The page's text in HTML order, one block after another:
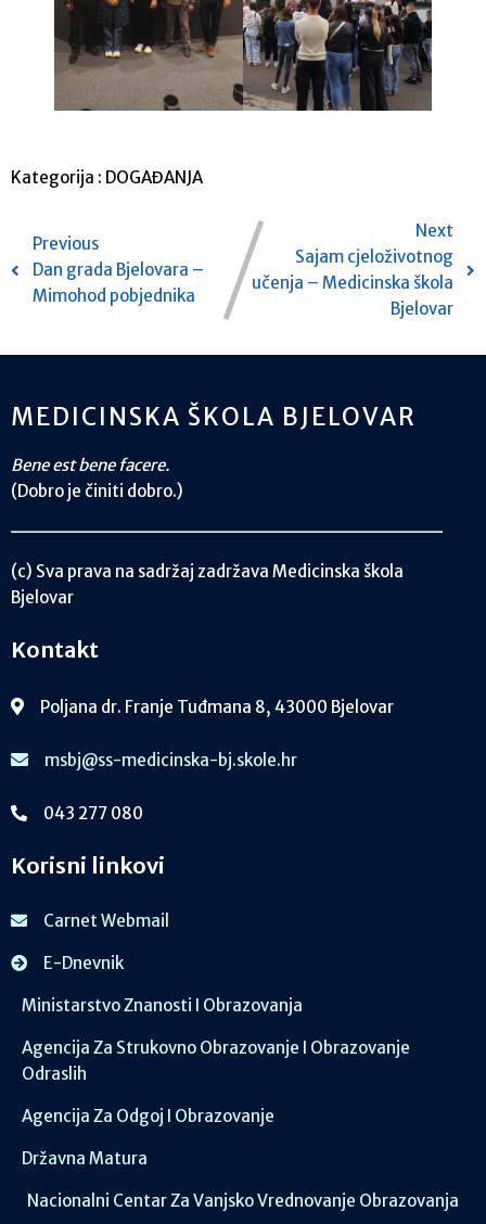
Kategorija : DOGAĐANJA
Previous
Dan grada Bjelovara –
Mimohod pobjednika
Next
Sajam cjeloživotnog
učenja – Medicinska škola
Bjelovar
MEDICINSKA ŠKOLA BJELOVAR
Bene est bene facere.
(Dobro je činiti dobro.)
(c) Sva prava na sadržaj zadržava Medicinska škola
Bjelovar
Kontakt
Poljana dr. Franje Tuđmana 8, 43000 Bjelovar
msbj@ss-medicinska-bj.skole.hr
043 277 080
Korisni linkovi
Carnet Webmail
E-Dnevnik
Ministarstvo Znanosti I Obrazovanja
Agencija Za Strukovno Obrazovanje I Obrazovanje
Odraslih
Agencija Za Odgoj I Obrazovanje
Državna Matura
Nacionalni Centar Za Vanjsko Vrednovanje Obrazovanja